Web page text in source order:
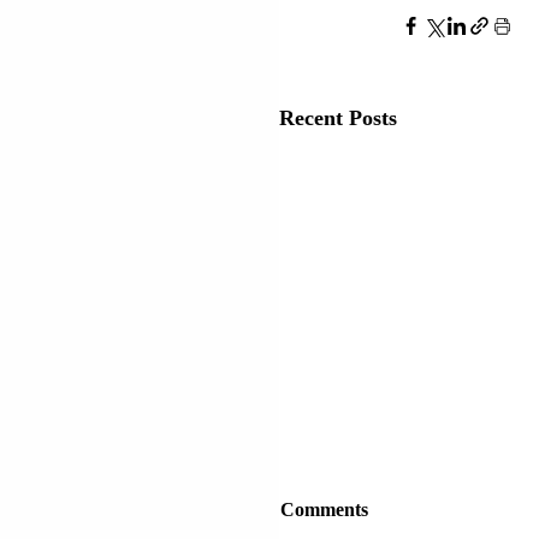
Recent Posts
Comments